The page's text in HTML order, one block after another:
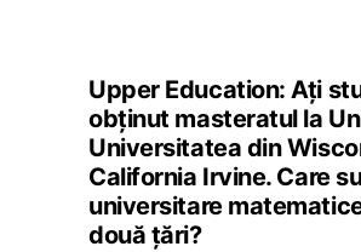
Upper Education: Ați
obținut masteratul la
Universitatea din
California Irvine. Care
universitare
două țări?